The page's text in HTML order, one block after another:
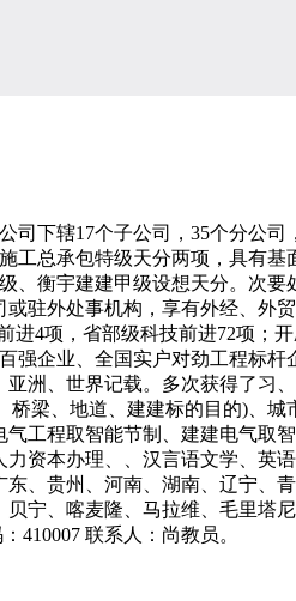
下辖17个子公司，35个分公司
工总承包特级天分两项，具有基
、衡宇建建甲级设想天分。次
驻外处事机构，享有外经、外
4项，省部级科技前进72项；
强企业、全国实户对劲工程标杆
洲、世界记载。多次获得了习
梁、地道、建建标的目的)、城
工程取智能节制、建建电气取
资本办理、、汉言语文学、英
、贵州、河南、湖南、辽宁、
宁、喀麦隆、马拉维、毛里塔
410007 联系人：尚教员。